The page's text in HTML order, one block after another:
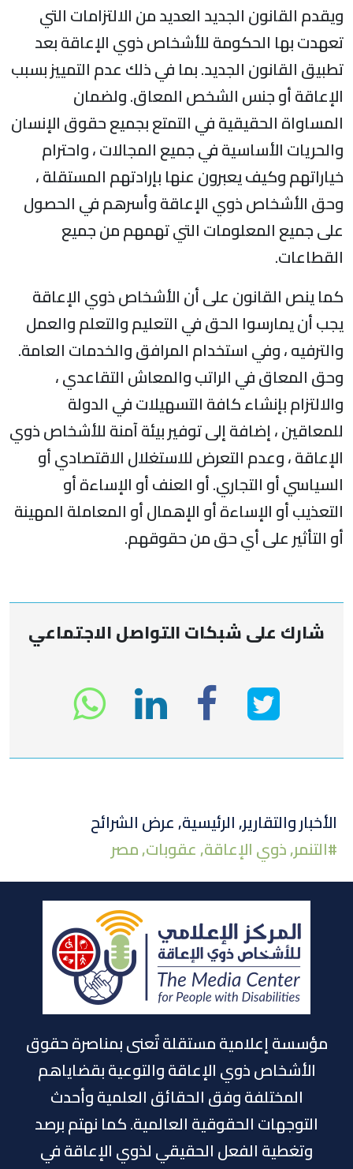
ويقدم القانون الجديد العديد من الالتزامات التي
تعهدت بها الحكومة للأشخاص ذوي الإعاقة بعد
تطبيق القانون الجديد. بما في ذلك عدم التمييز بسبب
الإعاقة أو جنس الشخص المعاق. ولضمان
المساواة الحقيقية في التمتع بجميع حقوق الإنسان
والحريات الأساسية في جميع المجالات ، واحترام
خياراتهم وكيف يعبرون عنها بإرادتهم المستقلة ،
وحق الأشخاص ذوي الإعاقة وأسرهم في الحصول
على جميع المعلومات التي تهمهم من جميع
القطاعات.
كما ينص القانون على أن الأشخاص ذوي الإعاقة
يجب أن يمارسوا الحق في التعليم والتعلم والعمل
والترفيه ، وفي استخدام المرافق والخدمات العامة.
وحق المعاق في الراتب والمعاش التقاعدي ،
والالتزام بإنشاء كافة التسهيلات في الدولة
للمعاقين ، إضافة إلى توفير بيئة آمنة للأشخاص ذوي
الإعاقة ، وعدم التعرض للاستغلال الاقتصادي أو
السياسي أو التجاري. أو العنف أو الإساءة أو
التعذيب أو الإساءة أو الإهمال أو المعاملة المهينة
أو التأثير على أي حق من حقوقهم.
شارك على شبكات التواصل الاجتماعي
انشر
على
تويتر
انشر
في
الفيسبوك
انشر
على
لينكد
إن
الأخبار والتقارير,الرئيسية,عرض الشرائح
#التنمر,ذوي الإعاقة,عقوبات,مصر
مؤسسة إعلامية مستقلة تٌعنى بمناصرة حقوق
الأشخاص ذوي الإعاقة والتوعية بقضاياهم
المختلفة وفق الحقائق العلمية وأحدث
التوجهات الحقوقية العالمية. كما نهتم برصد
وتغطية الفعل الحقيقي لذوي الإعاقة في